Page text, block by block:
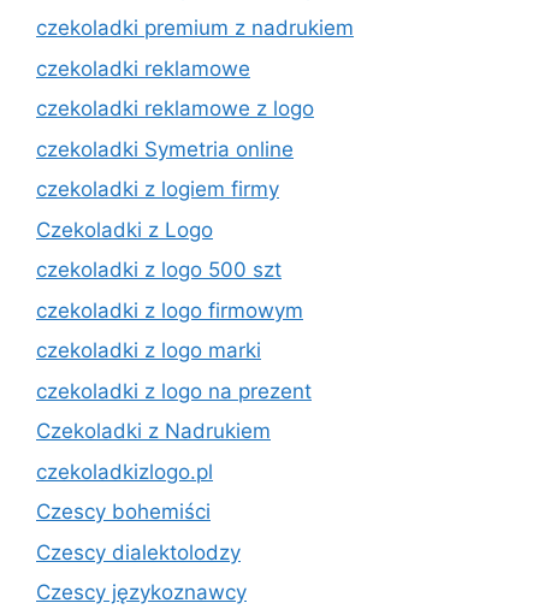
czekoladki premium z nadrukiem
czekoladki reklamowe
czekoladki reklamowe z logo
czekoladki Symetria online
czekoladki z logiem firmy
Czekoladki z Logo
czekoladki z logo 500 szt
czekoladki z logo firmowym
czekoladki z logo marki
czekoladki z logo na prezent
Czekoladki z Nadrukiem
czekoladkizlogo.pl
Czescy bohemiści
Czescy dialektolodzy
Czescy językoznawcy